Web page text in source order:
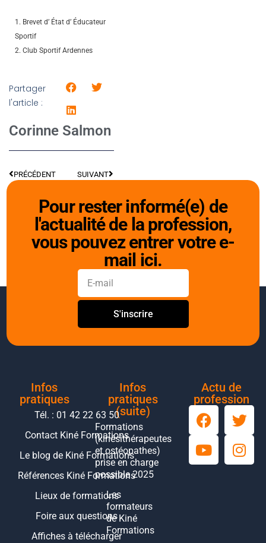
1. Brevet d’ État d’ Éducateur
Sportif
2. Club Sportif Ardennes
Partager
l'article :
Corinne Salmon
PRÉCÉDENT SUIVANT
Pour rester informé(e) de
l'actualité de la profession,
vous pouvez entrer votre e-
mail ici.
S'inscrire
Infos
pratiques
Tél. : 01 42 22 63 50
Contact Kiné Formations
Le blog de Kiné Formations
Références Kiné Formations
Lieux de formations
Foire aux questions
Affiches à télécharger
Infos
pratiques
(suite)
Formations
(kinésithérapeutes
et ostéopathes)
prise en charge
possible 2025
Les
formateurs
de Kiné
Formations
Actu de
profession